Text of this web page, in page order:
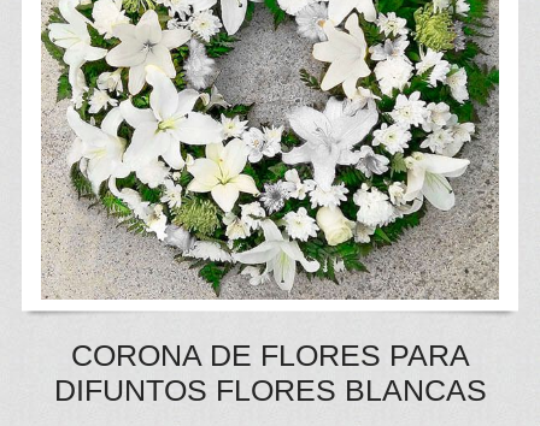
CORONA DE FLORES PARA
DIFUNTOS FLORES BLANCAS